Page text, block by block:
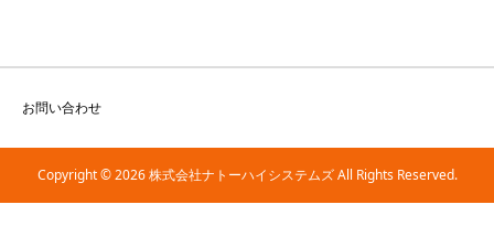
お問い合わせ
Copyright © 2026 株式会社ナトーハイシステムズ All Rights Reserved.